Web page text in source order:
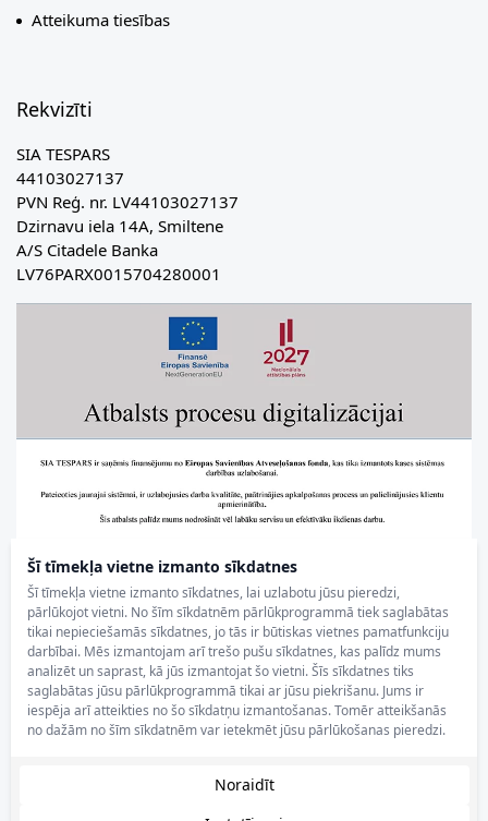
Šī tīmekļa vietne izmanto sīkdatnes
Šī tīmekļa vietne izmanto sīkdatnes, lai uzlabotu jūsu pieredzi,
pārlūkojot vietni. No šīm sīkdatnēm pārlūkprogrammā tiek saglabātas
tikai nepieciešamās sīkdatnes, jo tās ir būtiskas vietnes pamatfunkciju
darbībai. Mēs izmantojam arī trešo pušu sīkdatnes, kas palīdz mums
analizēt un saprast, kā jūs izmantojat šo vietni. Šīs sīkdatnes tiks
saglabātas jūsu pārlūkprogrammā tikai ar jūsu piekrišanu. Jums ir
iespēja arī atteikties no šo sīkdatņu izmantošanas. Tomēr atteikšanās
no dažām no šīm sīkdatnēm var ietekmēt jūsu pārlūkošanas pieredzi.
Noraidīt
Atteikuma tiesības
Rekvizīti
SIA TESPARS
44103027137
PVN Reģ. nr. LV44103027137
Dzirnavu iela 14A, Smiltene
A/S Citadele Banka
LV76PARX0015704280001